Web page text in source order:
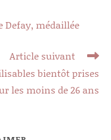
Defay, médaillée
Article suivant
bientôt prises
les moins de 26 ans